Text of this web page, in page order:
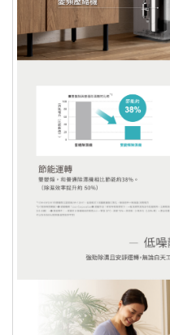
個人衛生用品除
利。但已拆封 (
《通訊交易解除
則》，本公司無
衛生用品：泛指
觸之商品，例如
子、紙尿褲、牙
商品只有台灣本
送，暫無提供此